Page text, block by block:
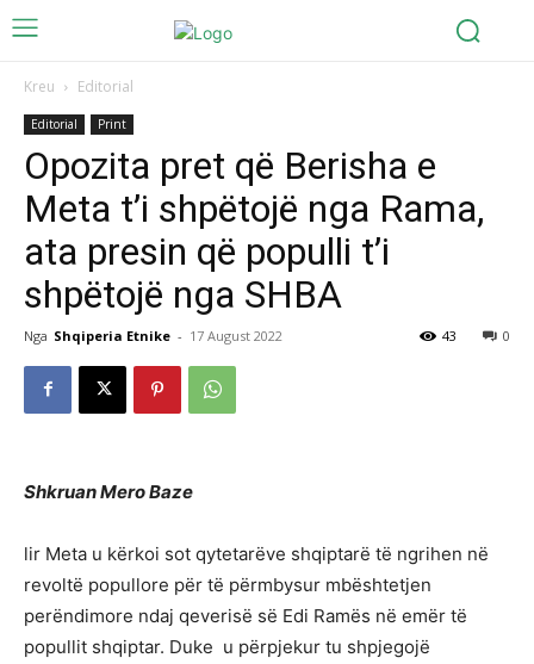
Kreu Editorial
Editorial Print
Opozita pret që Berisha e
Meta t’i shpëtojë nga Rama,
ata presin që populli t’i
shpëtojë nga SHBA
Nga Shqiperia Etnike - 17 August 2022 0
43
Shkruan Mero Baze
lir Meta u kërkoi sot qytetarëve shqiptarë të ngrihen në
revoltë popullore për të përmbysur mbështetjen
perëndimore ndaj qeverisë së Edi Ramës në emër të
popullit shqiptar. Duke u përpjekur tu shpjegojë